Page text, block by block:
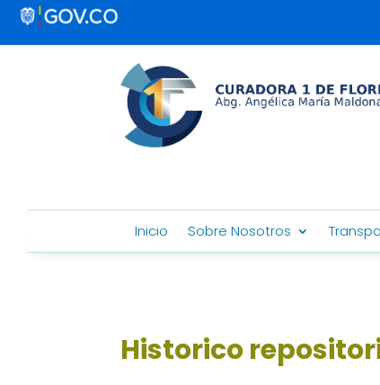
Inicio Sobre Nosotros
Historico